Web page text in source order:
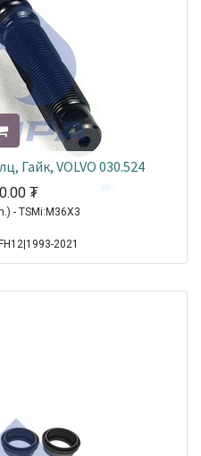
Гайк, VOLVO 030.524
₮
- TSMi:M36X3
2021
2021
1998